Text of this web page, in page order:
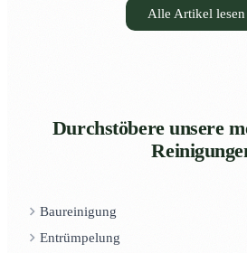
Alle Artikel lesen
Durchstöbere unsere
Baureinigung
Entrümpelung